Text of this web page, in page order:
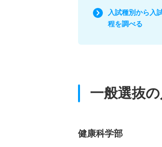
入試種別から入
程を調べる
一般選抜
健康科学部